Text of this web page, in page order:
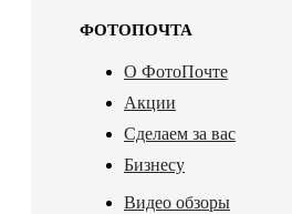
ФОТОПОЧТА
О ФотоПочте
Акции
Сделаем за вас
Бизнесу
Видео обзоры